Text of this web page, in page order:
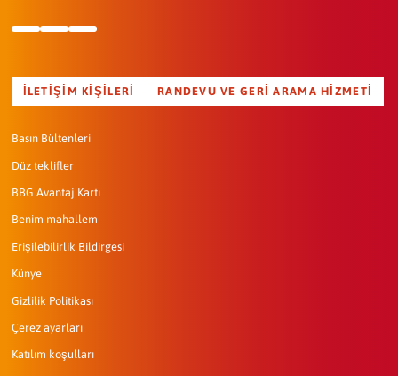
İLETIŞIM KIŞILERI RANDEVU VE GERI ARAMA HIZMETI
Basın Bültenleri
Düz teklifler
BBG Avantaj Kartı
Benim mahallem
Erişilebilirlik Bildirgesi
Künye
Gizlilik Politikası
Çerez ayarları
Katılım koşulları